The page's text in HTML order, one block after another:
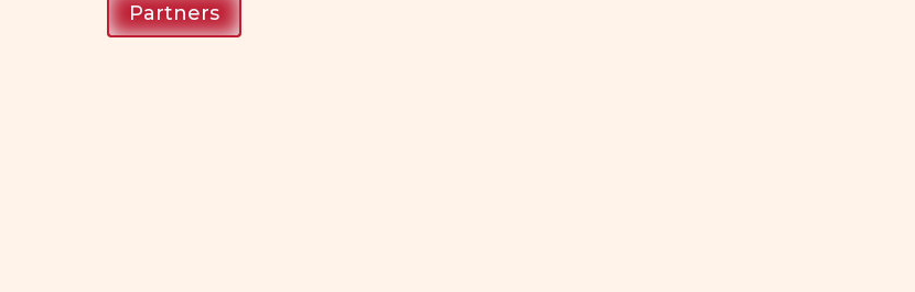
Partners